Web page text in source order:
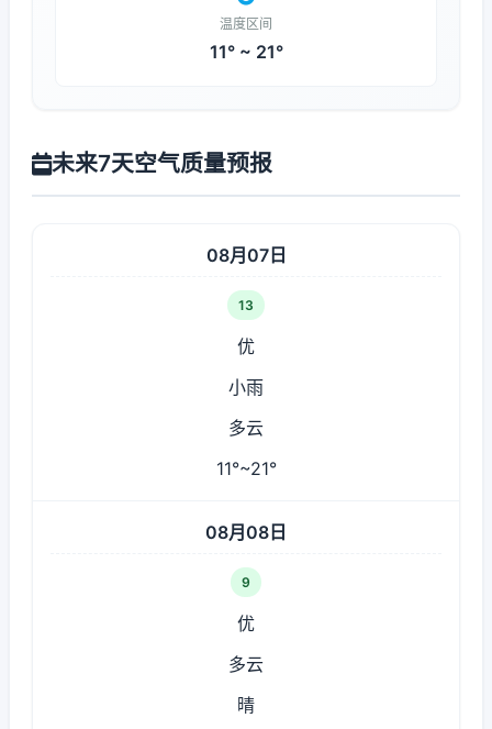
温度区间
11° ~ 21°
未来7天空气质量预报
08月07日
13
优
小雨
多云
11°~21°
08月08日
9
优
多云
晴